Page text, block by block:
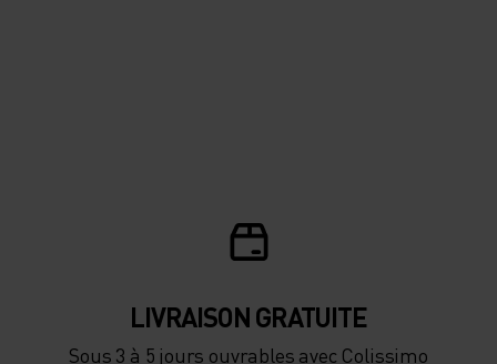
LIVRAISON GRATUITE
Sous 3 à 5 jours ouvrables avec Colissimo